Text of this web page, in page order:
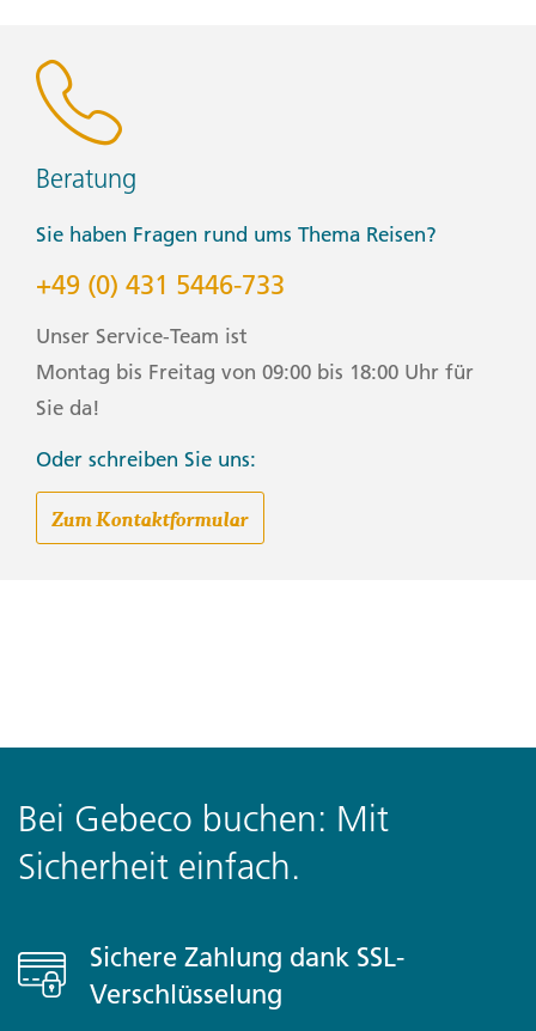
Beratung
Sie haben Fragen rund ums Thema Reisen?
+49 (0) 431 5446-733
Unser Service-Team ist
Montag bis Freitag von 09:00 bis 18:00 Uhr für
Sie da!
Oder schreiben Sie uns:
Zum Kontaktformular
Bei Gebeco buchen: Mit
Sicherheit einfach.
Sichere Zahlung dank SSL-
Verschlüsselung